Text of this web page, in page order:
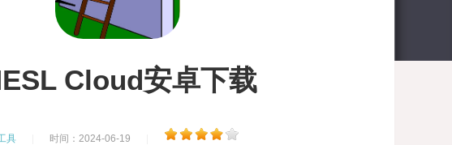
Cloud安卓下载
具 时间：2024-06-19